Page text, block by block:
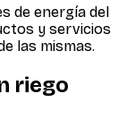
de energía del
y servicios
las mismas.
riego